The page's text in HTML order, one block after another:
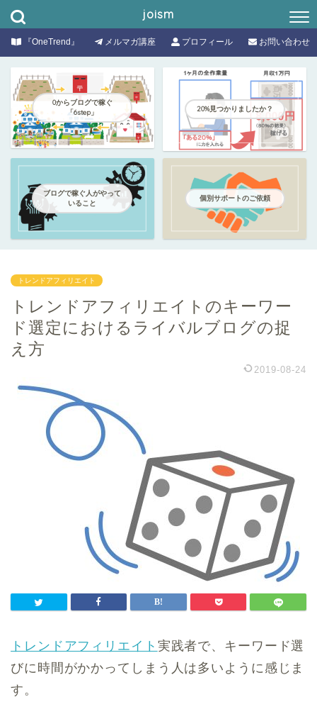
joism
『OneTrend』 メルマガ講座 プロフィール お問い合わせ
0からブログで稼ぐ
「6step」
20%見つかりましたか？
ブログで稼ぐ人がやって
いること
個別サポートのご依頼
トレンドアフィリエイト
トレンドアフィリエイトのキーワー
ド選定におけるライバルブログの捉
え方
2019-08-24
トレンドアフィリエイト 実践者で、キーワード選
びに時間がかかってしまう人は多いように感じま
す。